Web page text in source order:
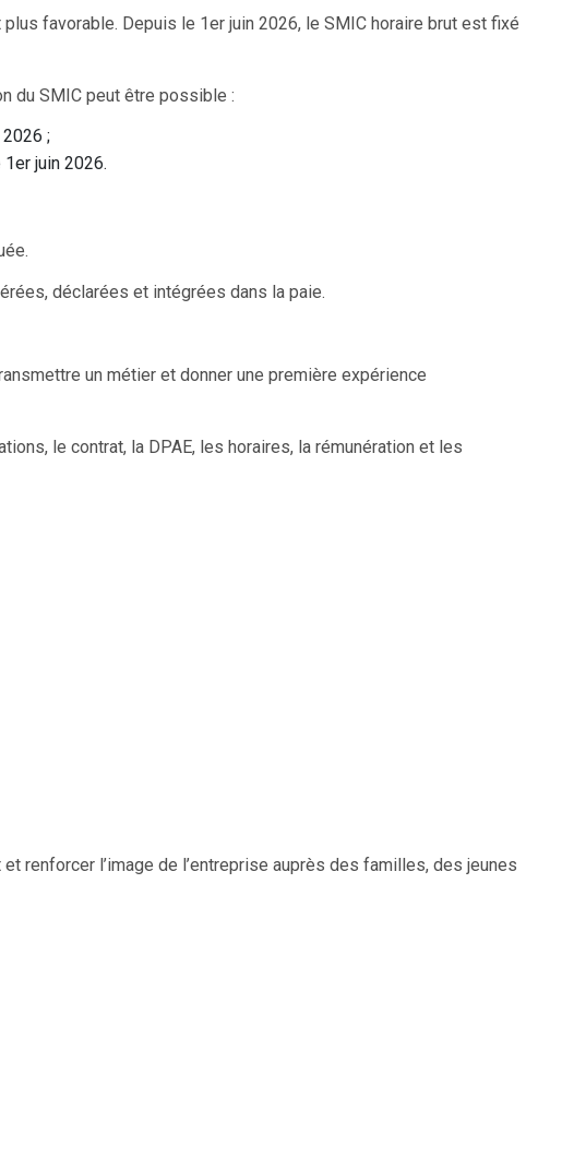
favorable. Depuis le 1er juin 2026, le SMIC horaire brut est fixé
du SMIC peut être possible :
;
juin 2026.
déclarées et intégrées dans la paie.
un métier et donner une première expérience
le contrat, la DPAE, les horaires, la rémunération et les
renforcer l’image de l’entreprise auprès des familles, des jeunes